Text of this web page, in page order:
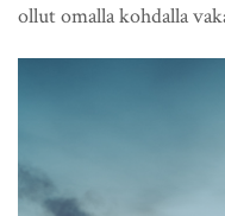
ollut omalla kohdalla